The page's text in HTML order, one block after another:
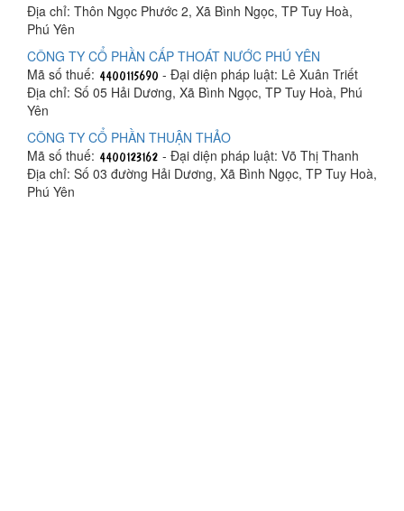
Địa chỉ: Thôn Ngọc Phước 2, Xã Bình Ngọc, TP Tuy Hoà,
Phú Yên
CÔNG TY CỔ PHẦN CẤP THOÁT NƯỚC PHÚ YÊN
Mã số thuế:
- Đại diện pháp luật: Lê Xuân Triết
Địa chỉ: Số 05 Hải Dương, Xã Bình Ngọc, TP Tuy Hoà, Phú
Yên
CÔNG TY CỔ PHẦN THUẬN THẢO
Mã số thuế:
- Đại diện pháp luật: Võ Thị Thanh
Địa chỉ: Số 03 đường Hải Dương, Xã Bình Ngọc, TP Tuy Hoà,
Phú Yên